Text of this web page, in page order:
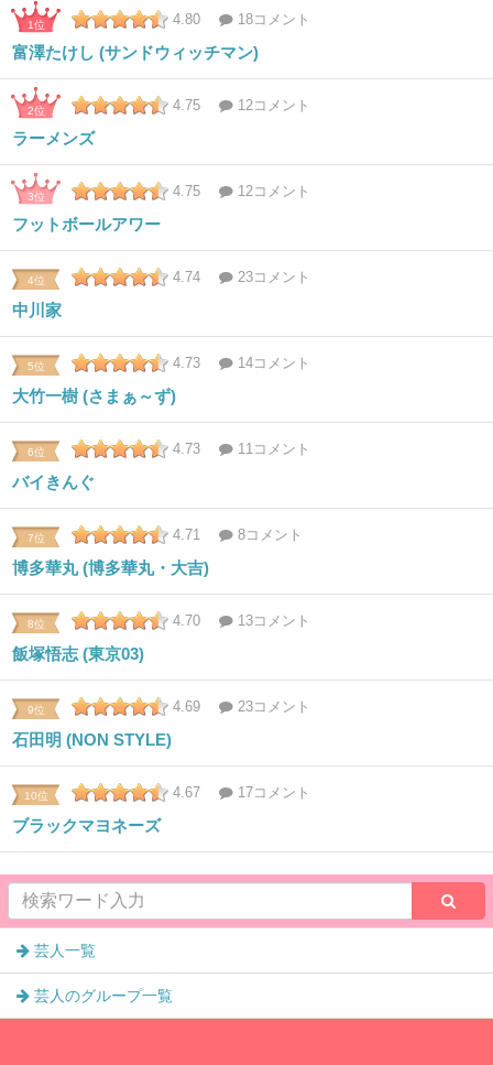
1位 4.80 18コメント
富澤たけし (サンドウィッチマン)
2位 4.75 12コメント
ラーメンズ
3位 4.75 12コメント
フットボールアワー
4位 4.74 23コメント
中川家
5位 4.73 14コメント
大竹一樹 (さまぁ～ず)
6位 4.73 11コメント
バイきんぐ
7位 4.71 8コメント
博多華丸 (博多華丸・大吉)
8位 4.70 13コメント
飯塚悟志 (東京03)
9位 4.69 23コメント
石田明 (NON STYLE)
10位 4.67 17コメント
ブラックマヨネーズ
芸人一覧
芸人のグループ一覧